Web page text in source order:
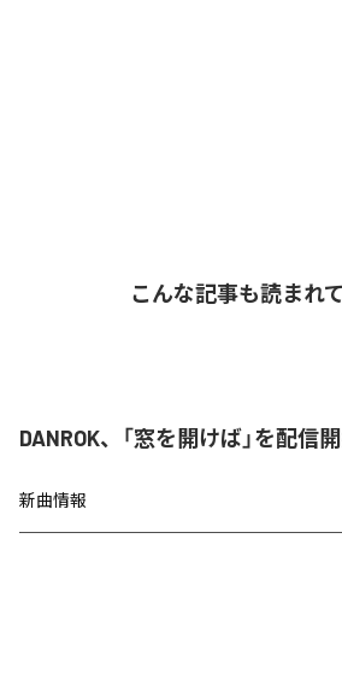
こんな記事も読まれ
DANROK、「窓を開けば」を配信
新曲情報